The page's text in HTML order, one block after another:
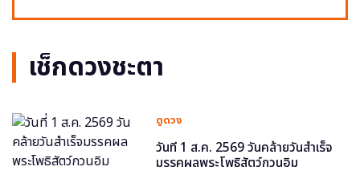
เช็กดวงชะตา
ดูดวง
วันที่ 1 ส.ค. 2569 วันคล้ายวันสำเร็จ
มรรคผลพระโพธิสัตว์กวนอิม